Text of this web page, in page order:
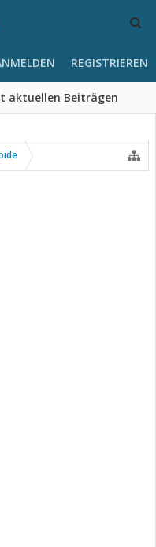
aktuellen Beiträgen
REGISTRIEREN